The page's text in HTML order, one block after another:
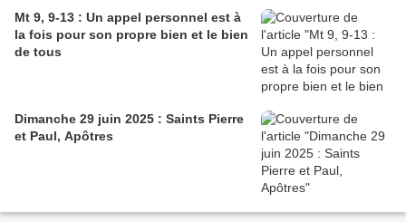
Mt 9, 9-13 : Un appel personnel est à
la fois pour son propre bien et le bien
de tous
Dimanche 29 juin 2025 : Saints Pierre
et Paul, Apôtres